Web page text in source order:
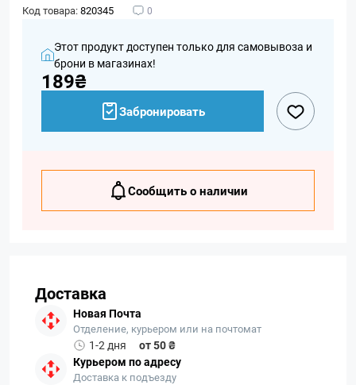
Код товара:820345 0
Этот продукт доступен только для самовывоза и
брони в магазинах!
189₴
Забронировать
Сообщить о наличии
Доставка
Новая Почта
Отделение, курьером или на почтомат
1-2 дня
от 50 ₴
Курьером по адресу
Доставка к подъезду